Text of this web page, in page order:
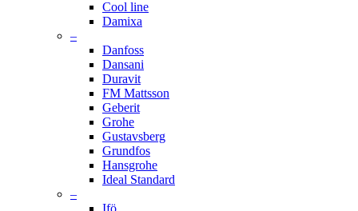
Cool line
Damixa
–
Danfoss
Dansani
Duravit
FM Mattsson
Geberit
Grohe
Gustavsberg
Grundfos
Hansgrohe
Ideal Standard
–
Ifö